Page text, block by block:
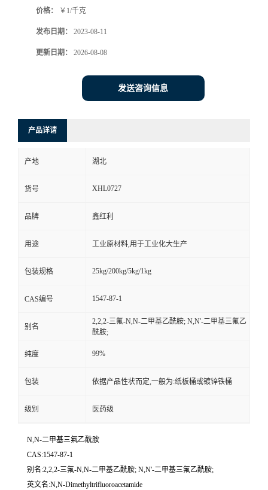
价格： ￥1/千克
发布日期： 2023-08-11
更新日期： 2026-08-08
发送咨询信息
产品详请
产地 湖北
货号 XHL0727
品牌 鑫红利
用途 工业原材料,用于工业化大生产
包装规格 25kg/200kg/5kg/1kg
CAS编号 1547-87-1
别名
2,2,2-三氟-N,N-二甲基乙酰胺; N,N'-二甲基三氟乙
酰胺;
纯度 99%
包装 依据产品性状而定,一般为:纸板桶或镀锌铁桶
级别 医药级
N,N-二甲基三氟乙酰胺
CAS:1547-87-1
别名:2,2,2-三氟-N,N-二甲基乙酰胺; N,N'-二甲基三氟乙酰胺;
英文名:N,N-Dimethyltrifluoroacetamide